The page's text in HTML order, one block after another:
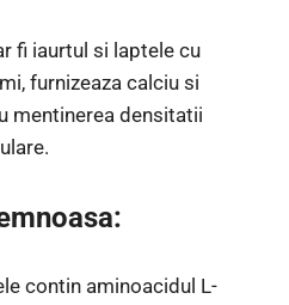
fi iaurtul si laptele cu
furnizeaza calciu si
mentinerea densitatii
contin aminoacidul L-